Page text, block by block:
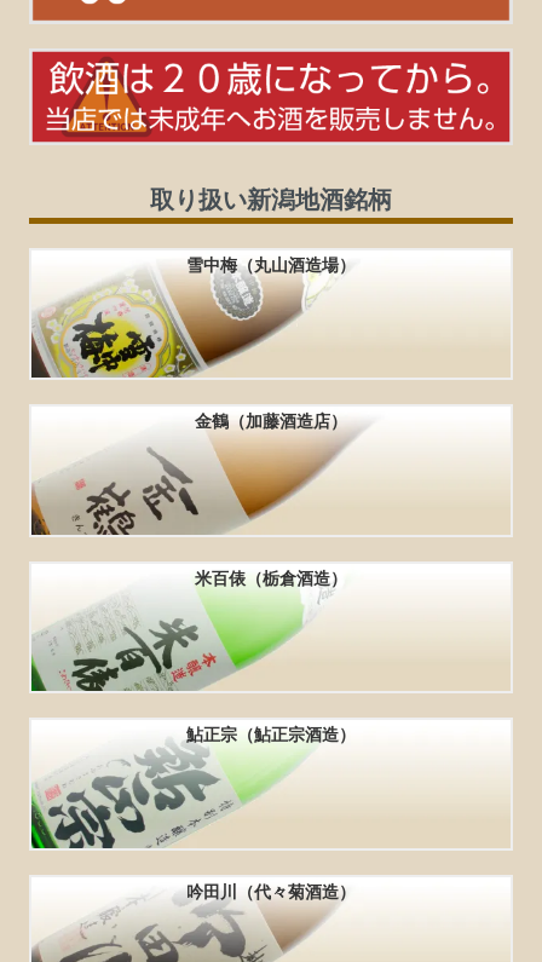
取り扱い新潟地酒銘柄
雪中梅（丸山酒造場）
金鶴（加藤酒造店）
米百俵（栃倉酒造）
鮎正宗（鮎正宗酒造）
吟田川（代々菊酒造）